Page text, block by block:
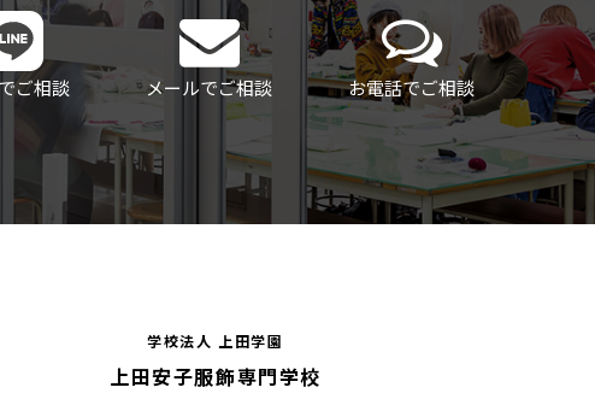
ご相談 メールでご相談 お電話でご相談
学校法人 上田学園
上田安子服飾専門学校